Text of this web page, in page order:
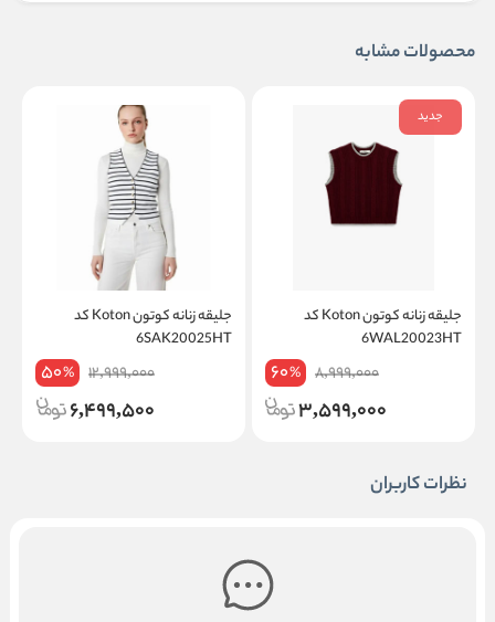
محصولات مشابه
جدید
جلیقه زنانه کوتون Koton کد
6WAL20023HT
8,999,000
60%
3,599,000
جلیقه زنانه کوتون Koton کد
6SAK20025HT
12,999,000
50%
6,499,500
نظرات کاربران